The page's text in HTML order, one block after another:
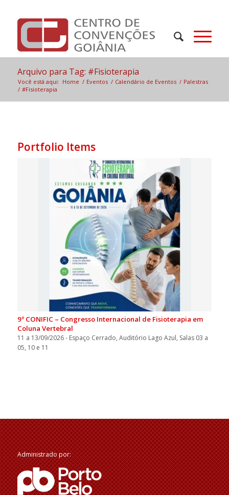
Arquivo para Tag: #Fisioterapia
Você está aqui: Home / Eventos / Calendário de Eventos / Palestras
/ #Fisioterapia
Portfolio Items
9º CONIFIC – Congresso Internacional de Fisioterapia em
Coluna Vertebral
11 a 13/09/2026 - Espaço Cerrado, Auditório Lago Azul, Salas 03 a
05, 10 e 11
Administrado por: